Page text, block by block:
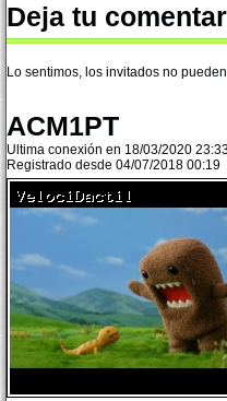
Deja tu
Lo sentimos, los invitados no
ACM1PT
Ultima conexión en 18/03/2020
Registrado desde 04/07/2018 00:19